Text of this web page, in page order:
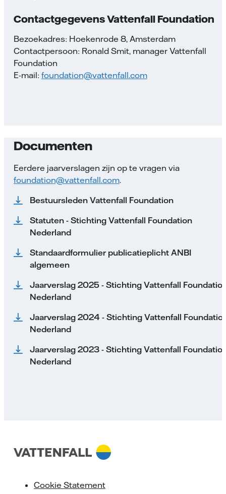
Contactgegevens Vattenfall Foundation
Bezoekadres: Hoekenrode 8, Amsterdam
Contactpersoon: Ronald Smit, manager Vattenfall
Foundation
E-mail: foundation@vattenfall.com
Documenten
Eerdere jaarverslagen zijn op te vragen via
foundation@vattenfall.com.
Bestuursleden Vattenfall Foundation
Statuten - Stichting Vattenfall Foundation
Nederland
Standaardformulier publicatieplicht ANBI
algemeen
Jaarverslag 2025 - Stichting Vattenfall
Nederland
Jaarverslag 2024 - Stichting Vattenfall
Nederland
Jaarverslag 2023 - Stichting Vattenfall
Nederland
Cookie Statement